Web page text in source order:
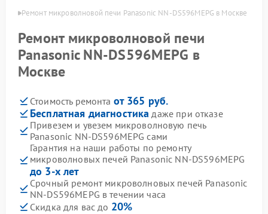
Ремонт микроволновой печи Panasonic NN-DS596MEPG в Москве
Ремонт микроволновой печи
Panasonic NN-DS596MEPG в
Москве
Стоимость ремонта от 365 руб.
Бесплатная диагностика даже при отказе
Привезем и увезем микроволновую печь
Panasonic NN-DS596MEPG сами
Гарантия на наши работы по ремонту
микроволновых печей Panasonic NN-DS596MEPG
до 3-х лет
Срочный ремонт микроволновых печей Panasonic
NN-DS596MEPG в течении часа
Скидка для вас до 20%